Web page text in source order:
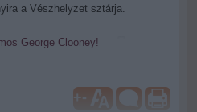
a Vészhelyzet sztárja.
George Clooney!
+-